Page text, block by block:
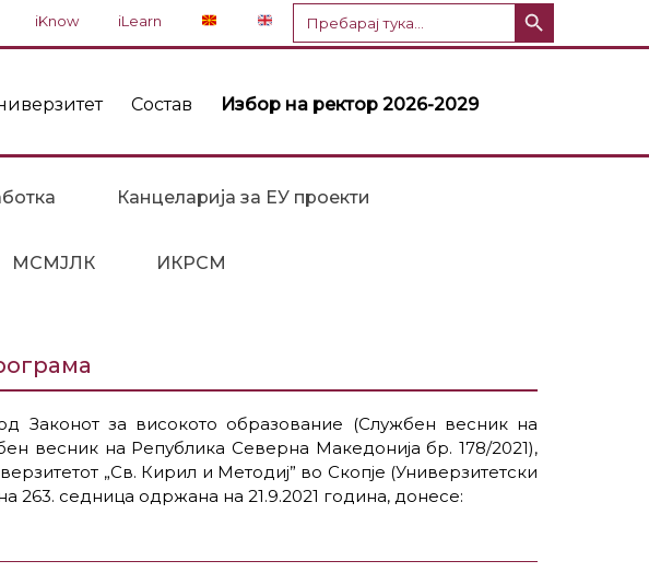
iKnow iLearn
Пребарај
за:
Состав Избор на ректор 2026-2029
Канцеларија за ЕУ проекти
МСМЈЛК ИКРСМ
Законот за високото образование (Службен весник на
весник на Република Северна Македонија бр. 178/2021),
„Св. Кирил и Методиј” во Скопје (Универзитетски
263. седница одржана на 21.9.2021 година, донесе: